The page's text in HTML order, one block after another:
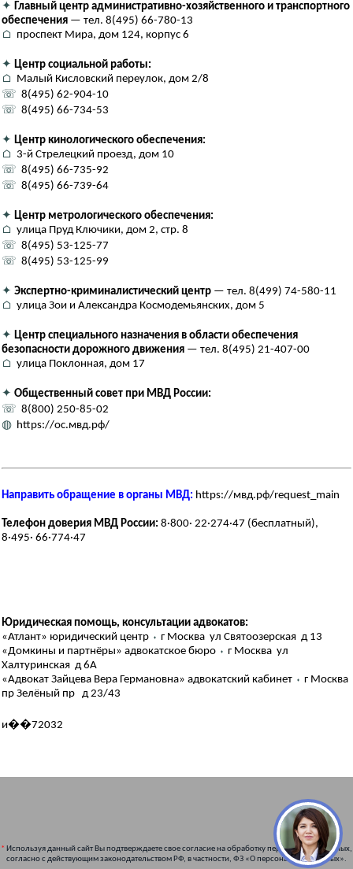
✦ Главный центр административно-хозяйственного и транспортного
обеспечения — тел. 8(495) 66-780-13
⌂ проспект Мира, дом 124, корпус 6
✦ Центр социальной работы:
⌂ Малый Кисловский переулок, дом 2/8
☏ 8(495) 62-904-10
☏ 8(495) 66-734-53
✦ Центр кинологического обеспечения:
⌂ 3-й Стрелецкий проезд, дом 10
☏ 8(495) 66-735-92
☏ 8(495) 66-739-64
✦ Центр метрологического обеспечения:
⌂ улица Пруд Ключики, дом 2, стр. 8
☏ 8(495) 53-125-77
☏ 8(495) 53-125-99
✦ Экспертно-криминалистический центр — тел. 8(499) 74-580-11
⌂ улица Зои и Александра Космодемьянских, дом 5
✦ Центр специального назначения в области обеспечения
безопасности дорожного движения — тел. 8(495) 21-407-00
⌂ улица Поклонная, дом 17
✦ Общественный совет при МВД России:
☏ 8(800) 250-85-02
◍ https://ос.мвд.рф/
Направить обращение в органы МВД: https://мвд.рф/request_main
Телефон доверия МВД России: 8·800· 22·274·47 (бесплатный),
8·495· 66·774·47
Юридическая помощь, консультации адвокатов:
«Атлант» юридический центр ⬪ г Москва ул Святоозерская д 13
«Домкины и партнёры» адвокатское бюро ⬪ г Москва ул
Халтуринская д 6А
«Адвокат Зайцева Вера Германовна» адвокатский кабинет ⬪ г Москва
пр Зелёный пр д 23/43
и��72032
* Используя данный сайт Вы подтверждаете свое согласие на обработку персональных данных,
согласно с действующим законодательством РФ, в частности, ФЗ «О персональных данных».